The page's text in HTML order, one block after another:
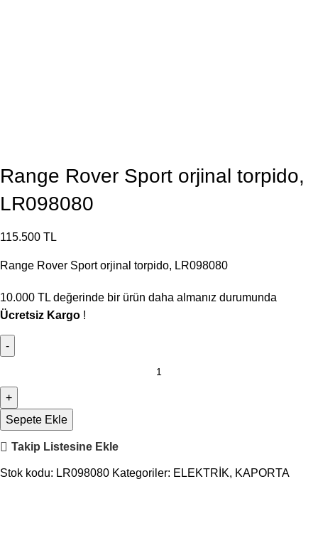
Range Rover Sport orjinal torpido,
LR098080
115.500 TL
Range Rover Sport orjinal torpido, LR098080
10.000 TL değerinde bir ürün daha almanız durumunda
Ücretsiz Kargo !
Sepete Ekle
Takip Listesine Ekle
Stok kodu: LR098080 Kategoriler: ELEKTRİK, KAPORTA